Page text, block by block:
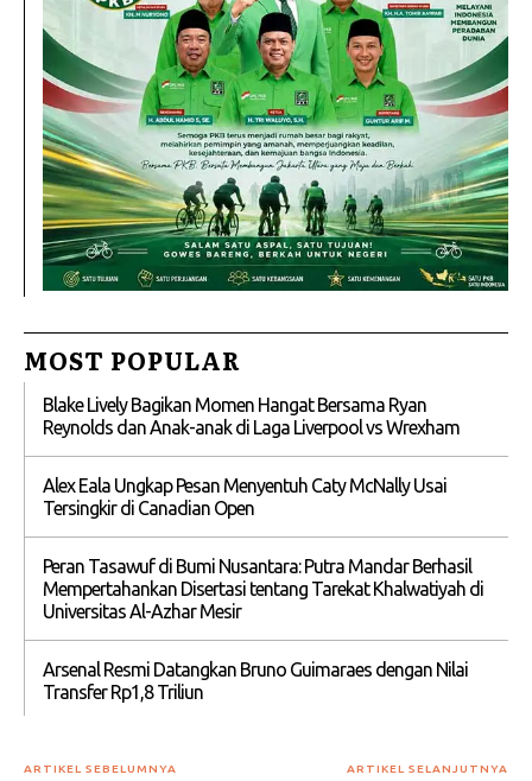
MOST POPULAR
Blake Lively Bagikan Momen Hangat Bersama Ryan
Reynolds dan Anak-anak di Laga Liverpool vs Wrexham
Alex Eala Ungkap Pesan Menyentuh Caty McNally Usai
Tersingkir di Canadian Open
Peran Tasawuf di Bumi Nusantara: Putra Mandar Berhasil
Mempertahankan Disertasi tentang Tarekat Khalwatiyah di
Universitas Al-Azhar Mesir
Arsenal Resmi Datangkan Bruno Guimaraes dengan Nilai
Transfer Rp1,8 Triliun
ARTIKEL SEBELUMNYA ARTIKEL SELANJUTNYA